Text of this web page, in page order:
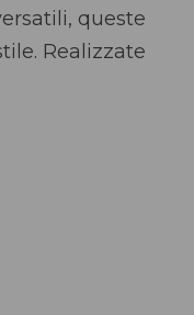
queste
Realizzate